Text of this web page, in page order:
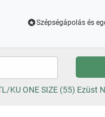
Szépségápolás és
KU ONE SIZE (55) Ezüst